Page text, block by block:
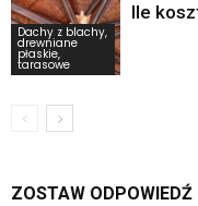
Dachy z blachy,
drewniane
płaskie,
tarasowe
Ile
ZOSTAW ODPOWIEDŹ